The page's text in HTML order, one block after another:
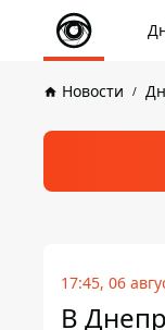
Новости
17:45, 06
В